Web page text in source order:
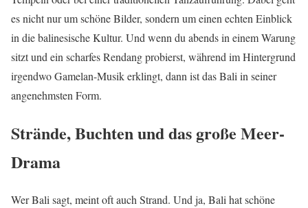
es nicht nur um schöne Bilder, sondern um einen echten Einblick
in die balinesische Kultur. Und wenn du abends in einem Warung
sitzt und ein scharfes Rendang probierst, während im Hintergrund
irgendwo Gamelan-Musik erklingt, dann ist das Bali in seiner
angenehmsten Form.
Strände, Buchten und das große Meer-
Drama
Wer Bali sagt, meint oft auch Strand. Und ja, Bali hat schöne